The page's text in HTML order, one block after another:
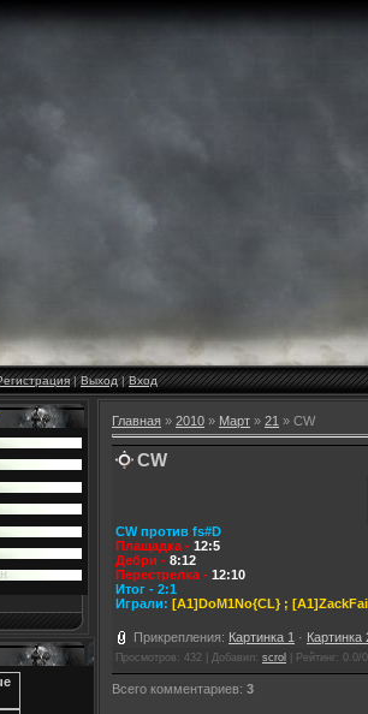
|Выход|Вход
Главная » 2010 » Март » 21 » CW
CW
CW против fs#D
Плащадка - 12:5
Дебри - 8:12
Перестрелка - 12:10
Итог - 2:1
Играли: [A1]DoM1No{CL} ;
Прикрепления: Картинка 1 · Картинка
Просмотров : 432 | Добавил: scrol Рейтинг: 0.0/0
Всего комментариев: 3